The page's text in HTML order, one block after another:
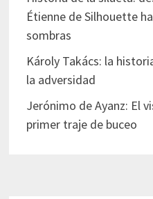
Étienne de Silhouette
sombras
Károly Takács: la
la adversidad
Jerónimo de Ayanz: El
primer traje de buceo